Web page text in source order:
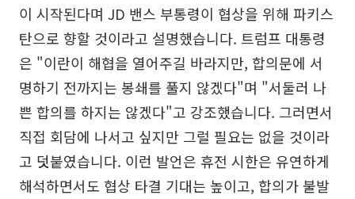
이 시작된다며 JD 밴스 부통령이 협상을 위해 파키스
탄으로 향할 것이라고 설명했습니다. 트럼프 대통령
은 "이란이 해협을 열어주길 바라지만, 합의문에 서
명하기 전까지는 봉쇄를 풀지 않겠다"며 "서둘러 나
쁜 합의를 하지는 않겠다"고 강조했습니다. 그러면서
직접 회담에 나서고 싶지만 그럴 필요는 없을 것이라
고 덧붙였습니다. 이런 발언은 휴전 시한은 유연하게
해석하면서도 협상 타결 기대는 높이고, 합의가 불발